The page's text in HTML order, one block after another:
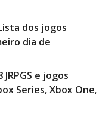
dos jogos
dia de
e jogos
Series, Xbox One,